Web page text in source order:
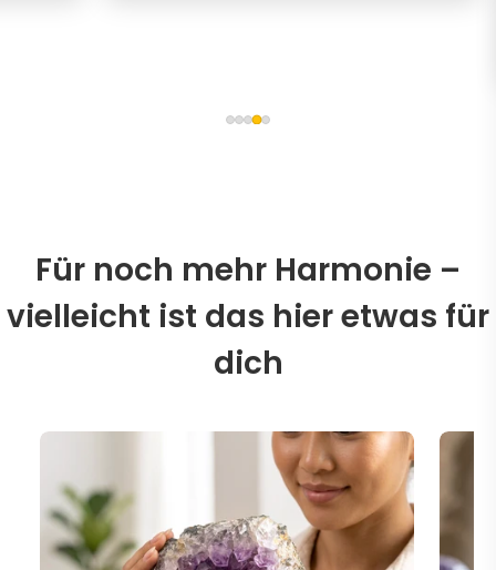
Für noch mehr Harmonie –
vielleicht ist das hier etwas für
dich